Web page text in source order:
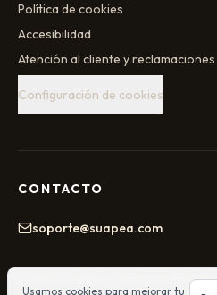
Política de cookies
Accesibilidad
Atención al cliente y reclamaciones
Configuración de cookies
CONTACTO
soporte@suapea.com
. Todos los
Usamos cookies para mejorar tu